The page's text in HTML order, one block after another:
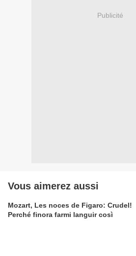
Publicité
Vous aimerez aussi
Mozart, Les noces de Figaro: Crudel!
Perché finora farmi languir così